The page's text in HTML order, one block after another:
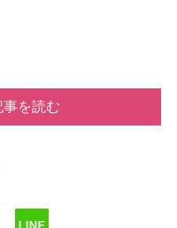
事を読む